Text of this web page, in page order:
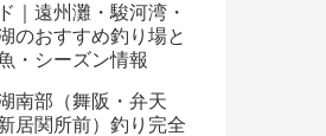
｜遠州灘・駿河湾・
のおすすめ釣り場と
・シーズン情報
南部（舞阪・弁天
居関所前）釣り完全